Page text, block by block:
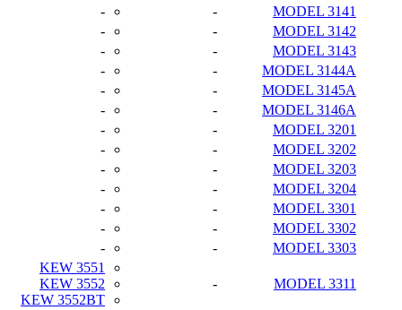
MODEL 3141
-
-
MODEL 3142
-
-
MODEL 3143
-
-
MODEL 3144A
-
-
MODEL 3145A
-
-
MODEL 3146A
-
-
MODEL 3201
-
-
MODEL 3202
-
-
MODEL 3203
-
-
MODEL 3204
-
-
MODEL 3301
-
-
MODEL 3302
-
-
MODEL 3303
-
-
MODEL 3311
-
KEW 3551
KEW 3552
KEW 3552BT